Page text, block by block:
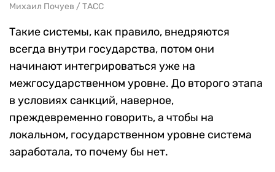
Михаил Почуев / ТАСС
Такие системы, как правило, внедряются
всегда внутри государства, потом они
начинают интегрироваться уже на
межгосударственном уровне. До второго этапа
в условиях санкций, наверное,
преждевременно говорить, а чтобы на
локальном, государственном уровне система
заработала, то почему бы нет.